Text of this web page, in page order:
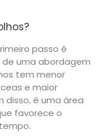
passo é
uma abordagem
tem menor
e maior
disso, é uma área
favorece o